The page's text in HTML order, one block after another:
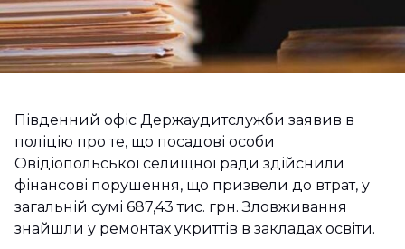
Південний офіс Держаудитслужби заявив в
поліцію про те, що посадові особи
Овідіопольської селищної ради здійснили
фінансові порушення, що призвели до втрат, у
загальній сумі 687,43 тис. грн. Зловживання
знайшли у ремонтах укриттів в закладах освіти.